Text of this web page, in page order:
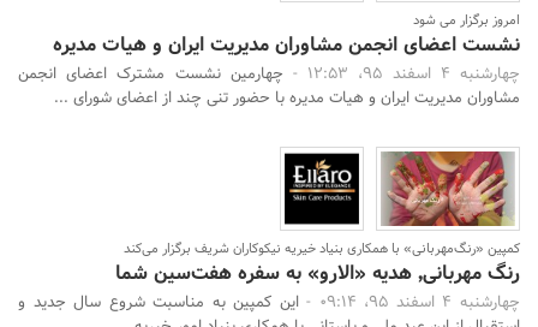
امروز برگزار می شود
نشست اعضای انجمن مشاوران مدیریت ایران و هیات مدیره
چهارشنبه 4 اسفند 95، 12:53 -
چهارمین نشست مشترک اعضای انجمن
مشاوران مدیریت ایران و هیات مدیره با حضور تنی چند از اعضای شورای ...
کمپین «رنگ‌مهربانی» با همکاری بنیاد خیریه نیکوکاران شریف برگزار می‌کند
رنگ مهربانی٬ هدیه «الارو» به سفره هفت‌سین شما
چهارشنبه 4 اسفند 95، 09:14 -
این کمپین به مناسبت شروع سال جدید و